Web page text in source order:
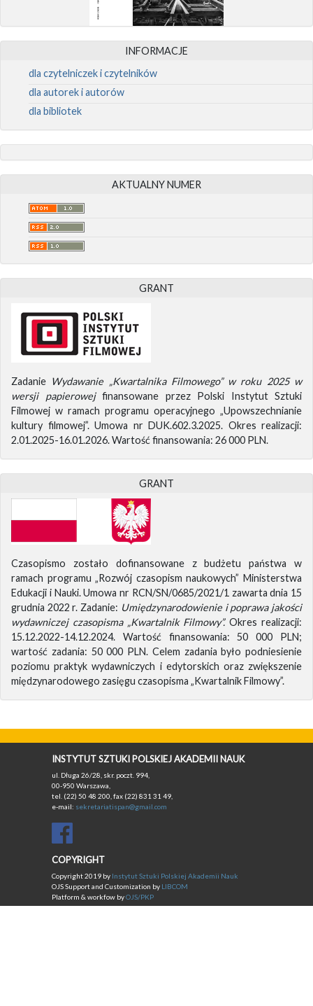
INFORMACJE
dla czytelniczek i czytelników
dla autorek i autorów
dla bibliotek
AKTUALNY NUMER
GRANT
Zadanie Wydawanie „Kwartalnika Filmowego” w roku 2025 w
wersji papierowejfinansowane przez Polski Instytut Sztuki
Filmowej w ramach programu operacyjnego „Upowszechnianie
kultury filmowej”. Umowa nr DUK.602.3.2025. Okres realizacji:
2.01.2025-16.01.2026. Wartość finansowania: 26 000 PLN.
GRANT
Czasopismo zostało dofinansowane z budżetu państwa w
ramach programu „Rozwój czasopism naukowych” Ministerstwa
Edukacji i Nauki. Umowa nr RCN/SN/0685/2021/1 zawarta dnia 15
grudnia 2022 r. Zadanie: Umiędzynarodowienie i poprawa jakości
wydawniczej czasopisma „Kwartalnik Filmowy”.Okres realizacji:
15.12.2022-14.12.2024. Wartość finansowania: 50 000 PLN;
wartość zadania: 50 000 PLN. Celem zadania było podniesienie
poziomu praktyk wydawniczych i edytorskich oraz zwiększenie
międzynarodowego zasięgu czasopisma „Kwartalnik Filmowy”.
INSTYTUT SZTUKI POLSKIEJ AKADEMII NAUK
ul. Długa 26/28, skr. poczt. 994,
00-950 Warszawa,
tel. (22) 50 48 200, fax (22) 831 31 49,
e-mail: sekretariatispan@gmail.com
COPYRIGHT
Copyright 2019 by Instytut Sztuki Polskiej Akademii Nauk
OJS Support and Customization by LIBCOM
Platform & workfow byOJS/PKP